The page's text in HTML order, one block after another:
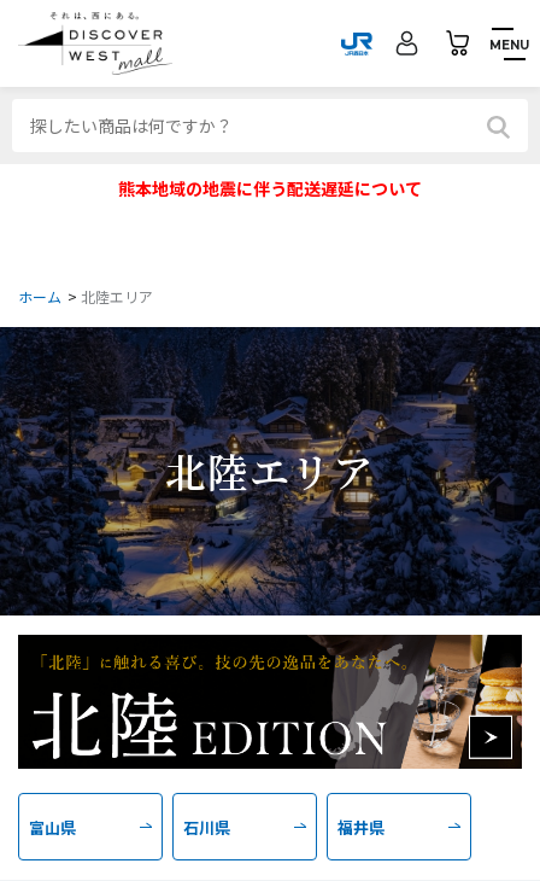
MENU
熊本地域の地震に伴う配送遅延について
ホーム > 北陸エリア
北陸エリア
富山県 石川県 福井県